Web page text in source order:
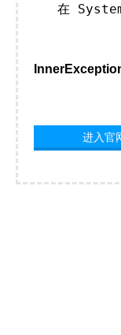
在
进入官